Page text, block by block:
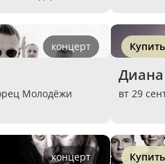
концерт
Молодёжи
Купить
вт 29
концерт Купить